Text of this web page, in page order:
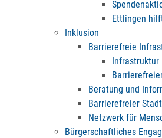
Ettlingen
Inklusion
Barrierefreie
Infrastruktur
Beratung und
Barrierefreier
Netzwerk für
Bürgerschaftliches